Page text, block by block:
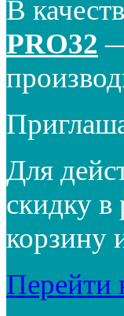
В
PRO32
Для
скидку
корзину
Перейти